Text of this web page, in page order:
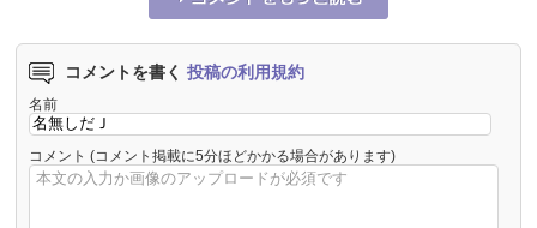
コメントを書く 投稿の利用規約
名前
コメント (コメント掲載に5分ほどかかる場合があります)